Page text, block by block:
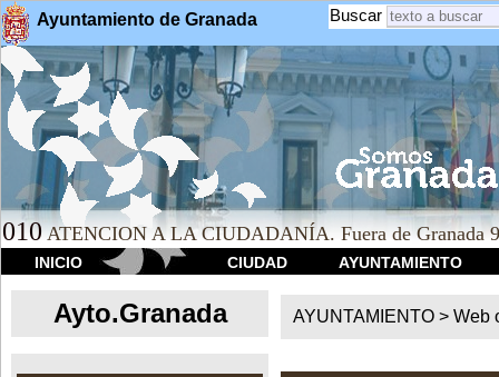
Ayuntamiento de Granada Buscar
010 ATENCION A LA CIUDADANÍA. Fuera de Granada
INICIO CIUDAD AYUNTAMIENTO
Ayto.Granada AYUNTAMIENTO > Web